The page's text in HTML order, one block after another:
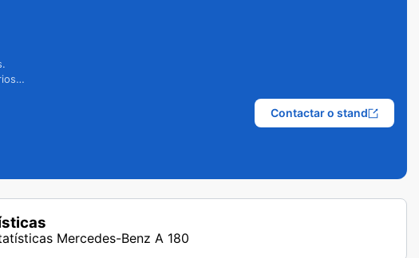
Contactar o stand
Mercedes-Benz A 180